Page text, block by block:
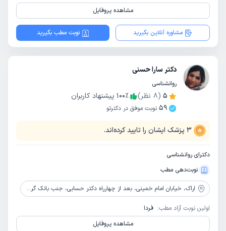
مشاهده پروفایل
مشاوره آنلاین بگیرید نوبت مطب بگیرید
دکتر سارا حسنی
روانشناسی
5
(
8 نظر) 100٪
پیشنهاد کاربران
59 نوبت موفق در دکترتو
3 پزشک ایشان را تایید کرده‌اند.
دکترای روانشناسی
نوبت‌دهی مطب
اراک، خیابان امام خمینی، بعد از چهارراه دکتر حسابی، جنب بانک گردشگری، ساختمان مهر، طبقه دومB
اولین نوبت آزاد مطب: فردا
مشاهده پروفایل